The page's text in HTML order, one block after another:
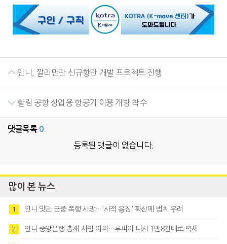
인니, 깔리만딴 신규항만 개발 프로젝트 진행
할림 공항 상업용 항공기 이용 개방 착수
댓글목록 0
등록된 댓글이 없습니다.
많이 본 뉴스
1 인니 잇단 군중 폭행 사망…'사적 응징' 확산에 법치 우려
2 인니 중앙은행 총재 사임 여파…루피아 다시 1만8천대로 약세